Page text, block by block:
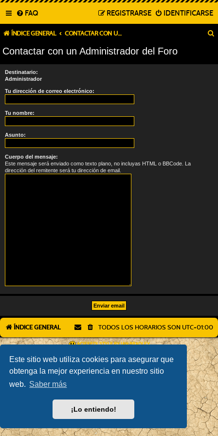
Este sitio web utiliza cookies para asegurar que
obtenga la mejor experiencia en nuestro sitio
web. Saber más
¡Lo entiendo!
FAQ IDENTIFICARSE
REGISTRARSE
ÍNDICE GENERAL CONTACTAR CON UN ADMINISTRADOR DEL FORO
Contactar con un Administrador del Foro
Destinatario:
Administrador
Tu dirección de correo electrónico:
Tu nombre:
Asunto:
Cuerpo del mensaje:
Este mensaje será enviado como texto plano, no incluyas HTML o BBCode. La
dirección del remitente será tu dirección de email.
ÍNDICE GENERAL TODOS LOS HORARIOS SON UTC+01:00
AÇIEEED! STYLE BYIAN BRADLEY
TRADUCCIÓN AL ESPAÑOL POR PHPBB ESPAÑA
PRIVACIDAD |CONDICIONES